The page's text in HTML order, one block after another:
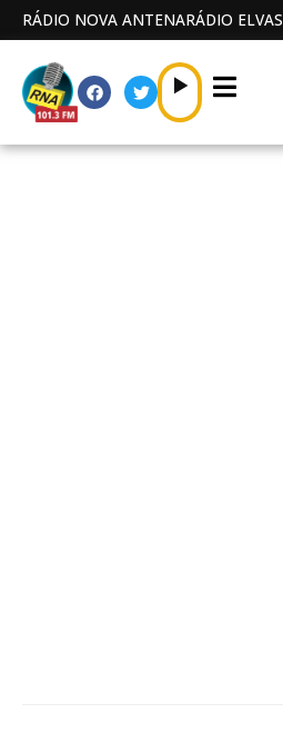
RÁDIO NOVA ANTENARÁDIO ELVAS